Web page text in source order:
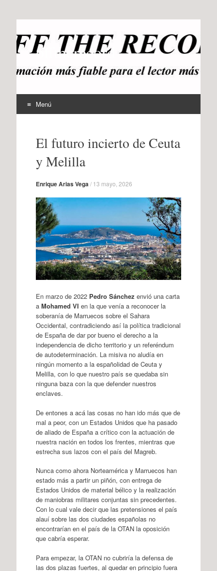
offtherecord
OTR
Menú
contenidoEl futuro incierto de Ceuta
y Melilla
Enrique Arias Vega / 13 mayo, 2026
En marzo de 2022 Pedro Sánchez envió una carta
a Mohamed VI en la que venía a reconocer la
soberanía de Marruecos sobre el Sahara
Occidental, contradiciendo así la política tradicional
de España de dar por bueno el derecho a la
independencia de dicho territorio y un referéndum
de autodeterminación. La misiva no aludía en
ningún momento a la españolidad de Ceuta y
Melilla, con lo que nuestro país se quedaba sin
ninguna baza con la que defender nuestros
enclaves.
De entones a acá las cosas no han ido más que de
mal a peor, con un Estados Unidos que ha pasado
de aliado de España a crítico con la actuación de
nuestra nación en todos los frentes, mientras que
estrecha sus lazos con el país del Magreb.
Nunca como ahora Norteamérica y Marruecos han
estado más a partir un piñón, con entrega de
Estados Unidos de material bélico y la realización
de maniobras militares conjuntas sin precedentes.
Con lo cual vale decir que las pretensiones el país
alauí sobre las dos ciudades españolas no
encontrarían en el país de la OTAN la oposición
que cabría esperar.
Para empezar, la OTAN no cubriría la defensa de
las dos plazas fuertes, al quedar en principio fuera